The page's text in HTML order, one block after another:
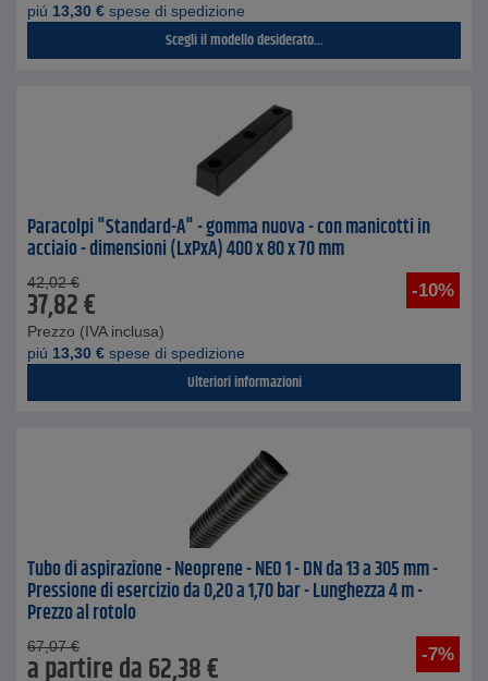
piú 13,30 € spese di spedizione
Scegli il modello desiderato...
Paracolpi "Standard-A" - gomma nuova - con manicotti in
acciaio - dimensioni (LxPxA) 400 x 80 x 70 mm
-10%
42,02 €
37,82€
Prezzo (IVA inclusa)
piú 13,30 € spese di spedizione
Ulteriori informazioni
Tubo di aspirazione - Neoprene - NEO 1 - DN da 13 a 305 mm -
Pressione di esercizio da 0,20 a 1,70 bar - Lunghezza 4 m -
Prezzo al rotolo
-7%
67,07 €
a partire da62,38€